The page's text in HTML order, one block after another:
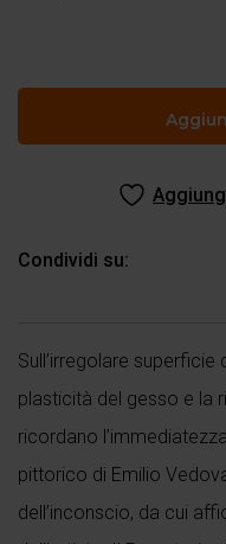
quantità
Condividi su:
Sull’irregolare
plasticità del gesso e la
ricordano
pittorico di Emilio
dell’inconscio, da cui